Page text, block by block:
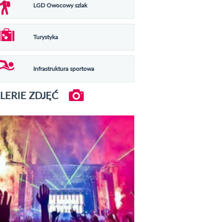
LGD Owocowy szlak
Turystyka
Infrastruktura sportowa
ZDJĘĆ